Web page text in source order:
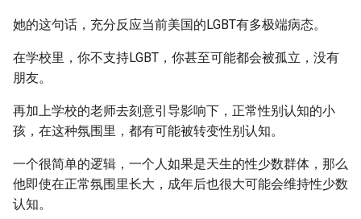
她的这句话，充分反应当前美国的LGBT有多极端病态。
在学校里，你不支持LGBT，你甚至可能都会被孤立，没有
朋友。
再加上学校的老师去刻意引导影响下，正常性别认知的小
孩，在这种氛围里，都有可能被转变性别认知。
一个很简单的逻辑，一个人如果是天生的性少数群体，那么
他即使在正常氛围里长大，成年后也很大可能会维持性少数
认知。